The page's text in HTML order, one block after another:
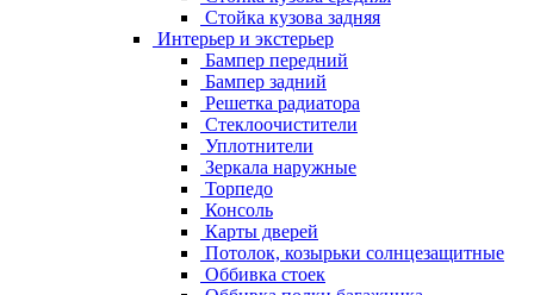
Стойка кузова задняя
Интерьер и экстерьер
Бампер передний
Бампер задний
Решетка радиатора
Стеклоочистители
Уплотнители
Зеркала наружные
Торпедо
Консоль
Карты дверей
Потолок, козырьки солнцезащитные
Оббивка стоек